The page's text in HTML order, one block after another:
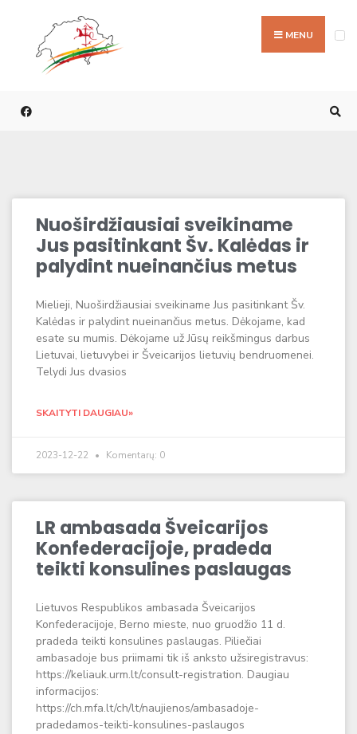
MENU
Nuoširdžiausiai sveikiname
Jus pasitinkant Šv. Kalėdas ir
palydint nueinančius metus
Mielieji, Nuoširdžiausiai sveikiname Jus pasitinkant Šv.
Kalėdas ir palydint nueinančius metus. Dėkojame, kad
esate su mumis. Dėkojame už Jūsų reikšmingus darbus
Lietuvai, lietuvybei ir Šveicarijos lietuvių bendruomenei.
Telydi Jus dvasios
SKAITYTI DAUGIAU»
2023-12-22 Komentarų: 0
LR ambasada Šveicarijos
Konfederacijoje, pradeda
teikti konsulines paslaugas
Lietuvos Respublikos ambasada Šveicarijos
Konfederacijoje, Berno mieste, nuo gruodžio 11 d.
pradeda teikti konsulines paslaugas. Piliečiai
ambasadoje bus priimami tik iš anksto užsiregistravus:
https://keliauk.urm.lt/consult-registration. Daugiau
informacijos:
https://ch.mfa.lt/ch/lt/naujienos/ambasadoje-
pradedamos-teikti-konsulines-paslaugos